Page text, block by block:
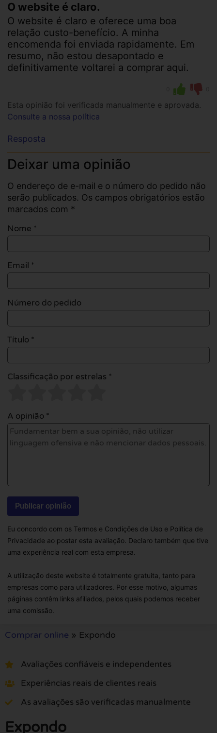
O website é claro.
O website é claro e oferece uma boa
relação custo-benefício. A minha
encomenda foi enviada rapidamente. Em
resumo, não estou desapontado e
definitivamente voltarei a comprar aqui.
Esta opinião foi verificada manualmente e aprovada.
Consulte a nossa política
Resposta
Deixar uma opinião
O endereço de e-mail e o número do pedido não
serão publicados. Os campos obrigatórios estão
marcados com *
Nome *
Email *
Número do pedido
Título *
Classificação por estrelas *
A opinião *
Eu concordo com os Termos e Condições de Uso e Política de
Privacidade ao postar esta avaliação. Declaro também que tive
uma experiência real com esta empresa.
A utilização deste website é totalmente gratuita, tanto para
empresas como para utilizadores. Por esse motivo, algumas
páginas contêm links afiliados, pelos quais podemos receber
uma comissão.
Comprar online » Expondo
Avaliações confiáveis e independentes
Experiências reais de clientes reais
As avaliações são verificadas manualmente
Expondo